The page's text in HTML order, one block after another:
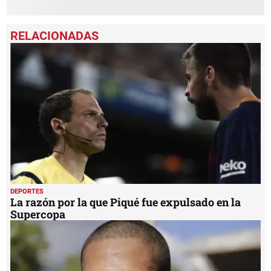
DEPORTES
La razón por la que Piqué fue expulsado en la
Supercopa